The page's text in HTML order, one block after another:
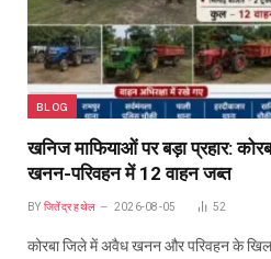
BLOG
खनिज माफियाओं पर बड़ा प्रहार:
खनन-परिवहन में 12 वाहन जब्त
BY जितेंद्र हथेल 2026-08-05 52
कोरबा जिले में अवैध खनन और परिवहन के